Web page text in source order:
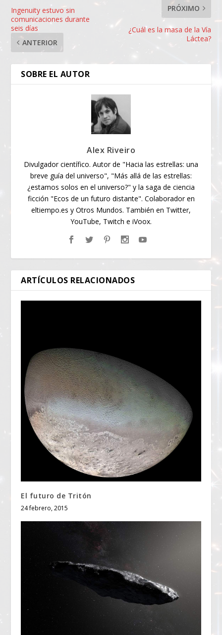
Ingenuity estuvo sin
comunicaciones durante
seis días
ANTERIOR
PRÓXIMO
¿Cuál es la masa de la Vía
Láctea?
SOBRE EL AUTOR
Alex Riveiro
Divulgador científico. Autor de "Hacia las estrellas: una
breve guía del universo", "Más allá de las estrellas:
¿estamos solos en el universo?" y la saga de ciencia
ficción "Ecos de un futuro distante". Colaborador en
eltiempo.es y Otros Mundos. También en Twitter,
YouTube, Twitch e iVoox.
ARTÍCULOS RELACIONADOS
El futuro de Tritón
24 febrero, 2015